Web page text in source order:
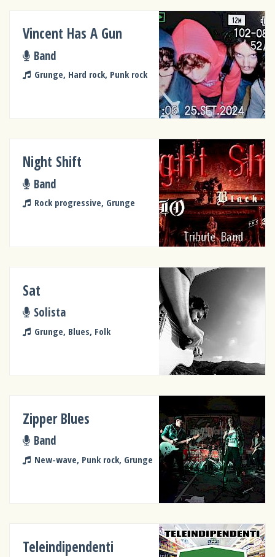
Vincent Has A Gun
Band
Grunge, Hard rock, Punk rock
Night Shift
Band
Rock progressive, Grunge
Sat
Solista
Grunge, Blues, Folk
Zipper Blues
Band
New-wave, Punk rock, Grunge
Teleindipendenti